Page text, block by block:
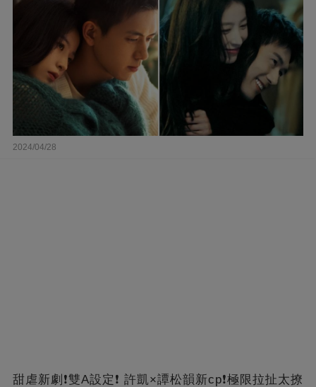
2024/04/28
甜虐新劇❗雙A設定❗ 許凱×譚松韻新cp❗️極限拉扯太撩